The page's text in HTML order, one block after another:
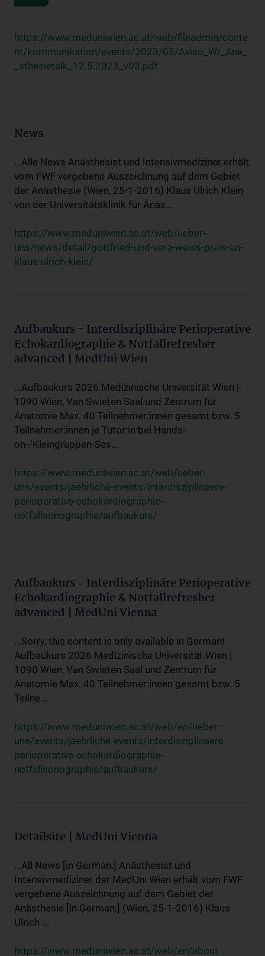
https://www.meduniwien.ac.at/web/fileadmin/conte
nt/kommunikation/events/2023/05/Aviso_Wr_Ana_
_sthesietalk_12.5.2023_v03.pdf
News
...Alle News Anästhesist und Intensivmediziner erhält
vom FWF vergebene Auszeichnung auf dem Gebiet
der Anästhesie (Wien, 25-1-2016) Klaus Ulrich Klein
von der Universitätsklinik für Anäs...
https://www.meduniwien.ac.at/web/ueber-
uns/news/detail/gottfried-und-vera-weiss-preis-an-
klaus-ulrich-klein/
Aufbaukurs - Interdisziplinäre Perioperative
Echokardiographie & Notfallrefresher
advanced | MedUni Wien
...Aufbaukurs 2026 Medizinische Universität Wien |
1090 Wien, Van Swieten Saal und Zentrum für
Anatomie Max. 40 Teilnehmer:innen gesamt bzw. 5
Teilnehmer:innen je Tutor:in bei Hands-
on-/Kleingruppen-Ses...
https://www.meduniwien.ac.at/web/ueber-
uns/events/jaehrliche-events/interdisziplinaere-
perioperative-echokardiographie-
notfallsonographie/aufbaukurs/
Aufbaukurs - Interdisziplinäre Perioperative
Echokardiographie & Notfallrefresher
advanced | MedUni Vienna
...Sorry, this content is only available in German!
Aufbaukurs 2026 Medizinische Universität Wien |
1090 Wien, Van Swieten Saal und Zentrum für
Anatomie Max. 40 Teilnehmer:innen gesamt bzw. 5
Teilne...
https://www.meduniwien.ac.at/web/en/ueber-
uns/events/jaehrliche-events/interdisziplinaere-
perioperative-echokardiographie-
notfallsonographie/aufbaukurs/
Detailsite | MedUni Vienna
...All News [in German:] Anästhesist und
Intensivmediziner der MedUni Wien erhält vom FWF
vergebene Auszeichnung auf dem Gebiet der
Anästhesie [in German:] (Wien, 25-1-2016) Klaus
Ulrich ...
https://www.meduniwien.ac.at/web/en/about-